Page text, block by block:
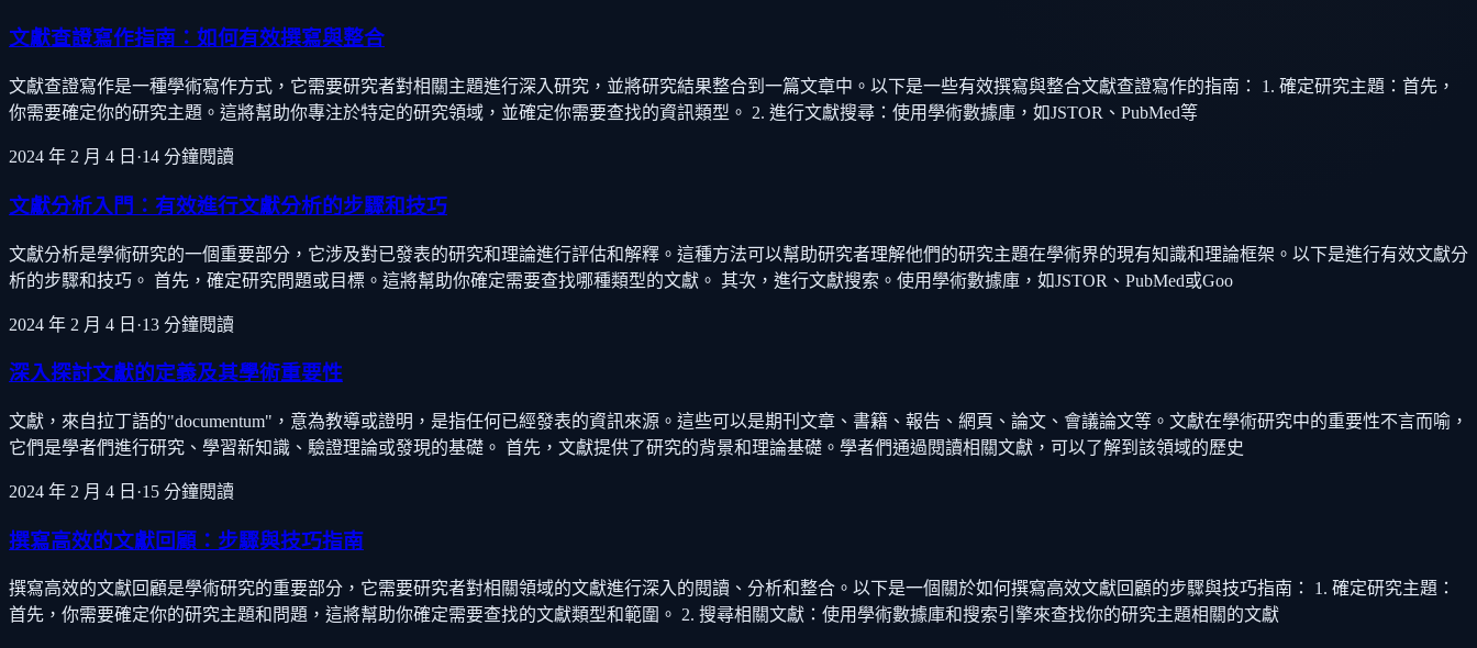
文獻查證寫作指南：如何有效撰寫與整合
文獻查證寫作是一種學術寫作方式，它需要研究者對相關主題進行深入研究，並將研究結果整合到一篇文章中。以下是一些有效撰寫與整合文獻查證寫作的指南： 1. 確定研究主題：首先，
你需要確定你的研究主題。這將幫助你專注於特定的研究領域，並確定你需要查找的資訊類型。 2. 進行文獻搜尋：使用學術數據庫，如JSTOR、PubMed等
2024 年 2 月 4 日 ·14 分鐘閱讀
文獻分析入門：有效進行文獻分析的步驟和技巧
文獻分析是學術研究的一個重要部分，它涉及對已發表的研究和理論進行評估和解釋。這種方法可以幫助研究者理解他們的研究主題在學術界的現有知識和理論框架。以下是進行有效文獻分
析的步驟和技巧。 首先，確定研究問題或目標。這將幫助你確定需要查找哪種類型的文獻。 其次，進行文獻搜索。使用學術數據庫，如JSTOR、PubMed或Goo
2024 年 2 月 4 日 ·13 分鐘閱讀
深入探討文獻的定義及其學術重要性
文獻，來自拉丁語的"documentum"，意為教導或證明，是指任何已經發表的資訊來源。這些可以是期刊文章、書籍、報告、網頁、論文、會議論文等。文獻在學術研究中的重要性不言而喻，
它們是學者們進行研究、學習新知識、驗證理論或發現的基礎。 首先，文獻提供了研究的背景和理論基礎。學者們通過閱讀相關文獻，可以了解到該領域的歷史
2024 年 2 月 4 日 ·15 分鐘閱讀
撰寫高效的文獻回顧：步驟與技巧指南
撰寫高效的文獻回顧是學術研究的重要部分，它需要研究者對相關領域的文獻進行深入的閱讀、分析和整合。以下是一個關於如何撰寫高效文獻回顧的步驟與技巧指南： 1. 確定研究主題：
首先，你需要確定你的研究主題和問題，這將幫助你確定需要查找的文獻類型和範圍。 2. 搜尋相關文獻：使用學術數據庫和搜索引擎來查找你的研究主題相關的文獻